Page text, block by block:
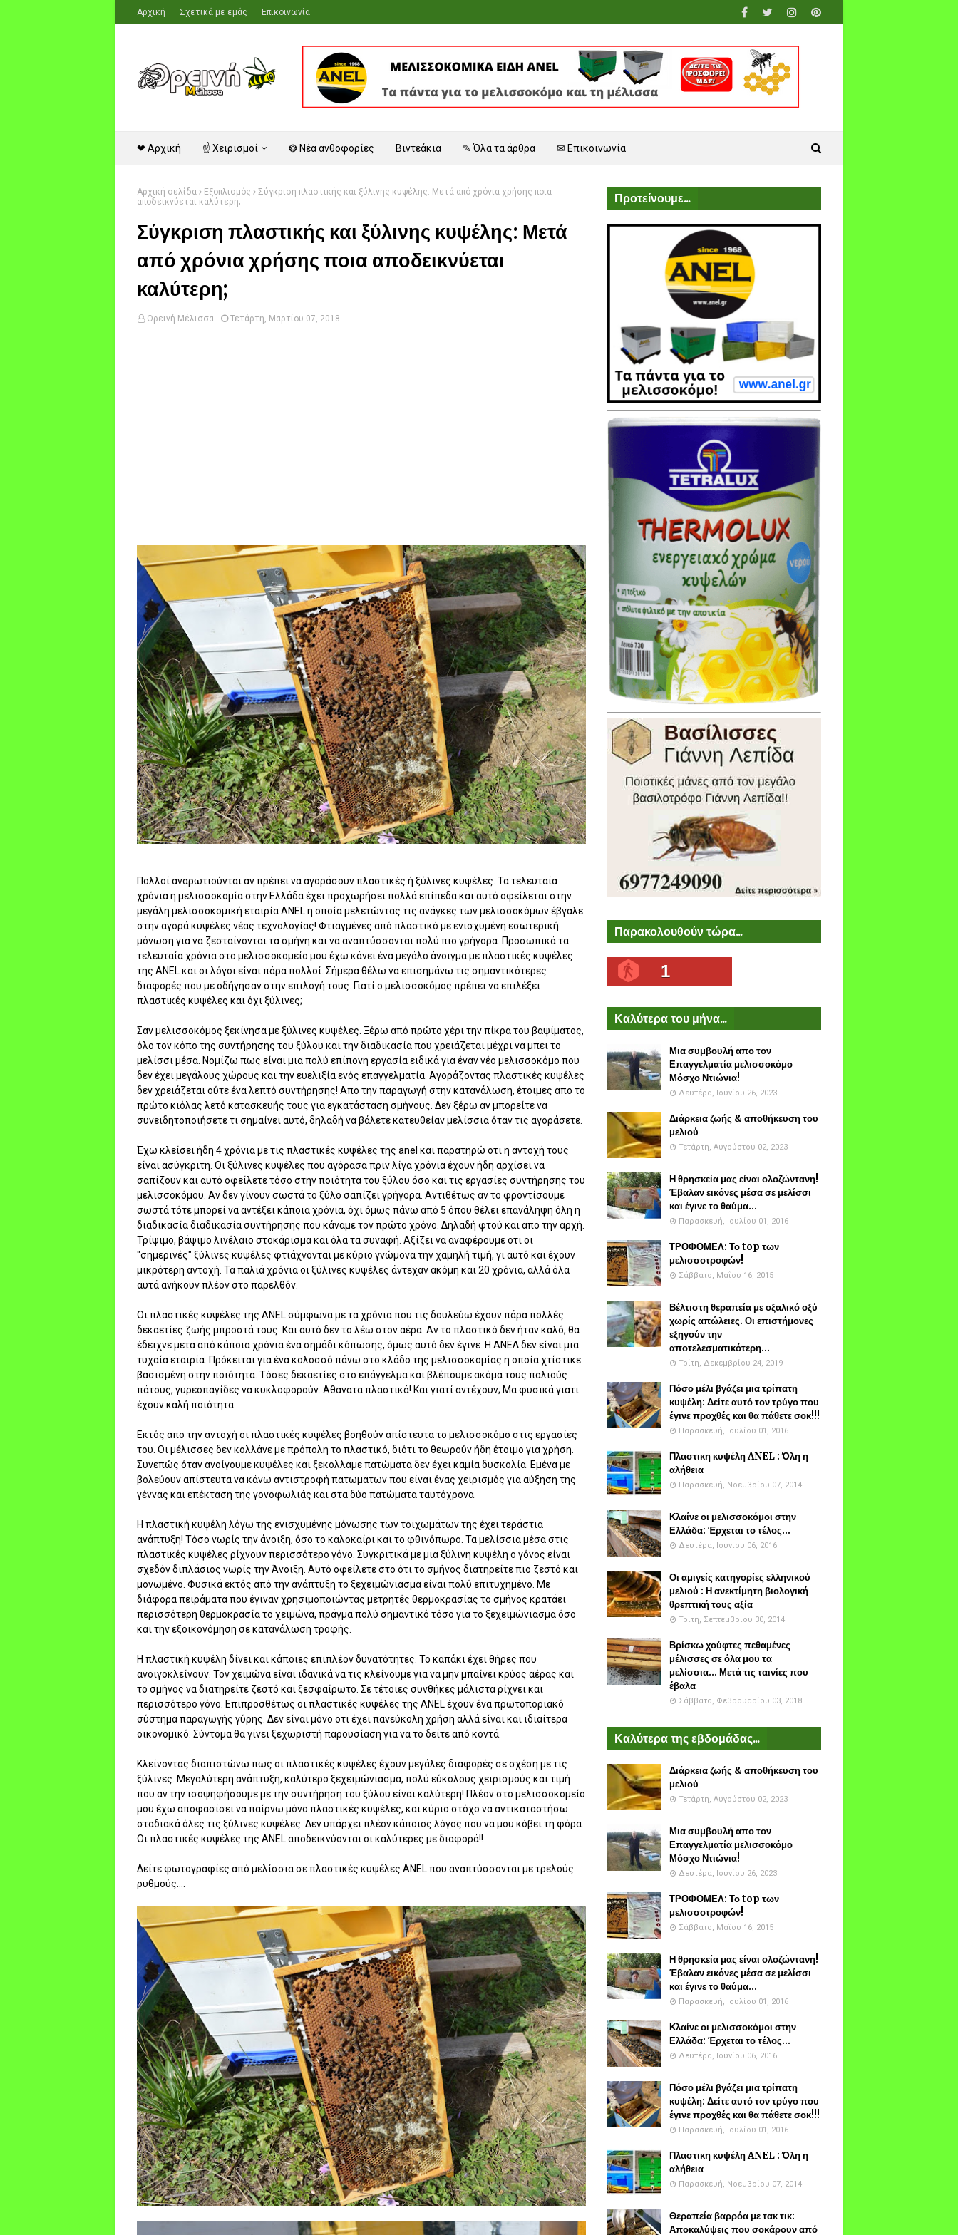
Αρχική Σχετικά με εμάς Επικοινωνία
❤ Αρχική ☝ Χειρισμοί ❂ Νέα ανθοφορίες Βιντεάκια ✎ Όλα τα άρθρα ✉ Επικοινωνία
Αρχική σελίδα Εξοπλισμός
Σύγκριση πλαστικής και ξύλινης κυψέλης: Μετά από χρόνια χρήσης ποια
αποδεικνύεται καλύτερη;
Σύγκριση πλαστικής και ξύλινης κυψέλης: Μετά
από χρόνια χρήσης ποια αποδεικνύεται
καλύτερη;
Ορεινή Μέλισσα Τετάρτη, Μαρτίου 07, 2018
Πολλοί αναρωτιούνται αν πρέπει να αγοράσουν πλαστικές ή ξύλινες κυψέλες. Τα τελευταία
χρόνια η μελισσοκομία στην Ελλάδα έχει προχωρήσει πολλά επίπεδα και αυτό οφείλεται στην
μεγάλη μελισσοκομική εταιρία ANEL η οποία μελετώντας τις ανάγκες των μελισσοκόμων έβγαλε
στην αγορά κυψέλες νέας τεχνολογίας! Φτιαγμένες από πλαστικό με ενισχυμένη εσωτερική
μόνωση για να ζεσταίνονται τα σμήνη και να αναπτύσσονται πολύ πιο γρήγορα. Προσωπικά τα
τελευταία χρόνια στο μελισσοκομείο μου έχω κάνει ένα μεγάλο άνοιγμα με πλαστικές κυψέλες
της ANEL και οι λόγοι είναι πάρα πολλοί. Σήμερα θέλω να επισημάνω τις σημαντικότερες
διαφορές που με οδήγησαν στην επιλογή τους. Γιατί ο μελισσοκόμος πρέπει να επιλέξει
πλαστικές κυψέλες και όχι ξύλινες;
Σαν μελισσοκόμος ξεκίνησα με ξύλινες κυψέλες. Ξέρω από πρώτο χέρι την πίκρα του βαψίματος,
όλο τον κόπο της συντήρησης του ξύλου και την διαδικασία που χρειάζεται μέχρι να μπει το
μελίσσι μέσα. Νομίζω πως είναι μια πολύ επίπονη εργασία ειδικά για έναν νέο μελισσοκόμο που
δεν έχει μεγάλους χώρους και την ευελιξία ενός επαγγελματία. Αγοράζοντας πλαστικές κυψέλες
δεν χρειάζεται ούτε ένα λεπτό συντήρησης! Απο την παραγωγή στην κατανάλωση, έτοιμες απο το
πρώτο κιόλας λετό κατασκευής τους για εγκατάσταση σμήνους. Δεν ξέρω αν μπορείτε να
συνειδητοποιήσετε τι σημαίνει αυτό, δηλαδή να βάλετε κατευθείαν μελίσσια όταν τις αγοράσετε.
Έχω κλείσει ήδη 4 χρόνια με τις πλαστικές κυψέλες της anel και παρατηρώ οτι η αντοχή τους
είναι ασύγκριτη. Οι ξύλινες κυψέλες που αγόρασα πριν λίγα χρόνια έχουν ήδη αρχίσει να
σαπίζουν και αυτό οφείλετε τόσο στην ποιότητα του ξύλου όσο και τις εργασίες συντήρησης του
μελισσοκόμου. Αν δεν γίνουν σωστά το ξύλο σαπίζει γρήγορα. Αντιθέτως αν το φροντίσουμε
σωστά τότε μπορεί να αντέξει κάποια χρόνια, όχι όμως πάνω από 5 όπου θέλει επανάληψη όλη η
διαδικασία διαδικασία συντήρησης που κάναμε τον πρώτο χρόνο. Δηλαδή φτού και απο την αρχή.
Τρίψιμο, βάψιμο λινέλαιο στοκάρισμα και όλα τα συναφή. Αξίζει να αναφέρουμε οτι οι
"σημερινές" ξύλινες κυψέλες φτιάχνονται με κύριο γνώμονα την χαμηλή τιμή, γι αυτό και έχουν
μικρότερη αντοχή. Τα παλιά χρόνια οι ξύλινες κυψέλες άντεχαν ακόμη και 20 χρόνια, αλλά όλα
αυτά ανήκουν πλέον στο παρελθόν.
Οι πλαστικές κυψέλες της ANEL σύμφωνα με τα χρόνια που τις δουλεύω έχουν πάρα πολλές
δεκαετίες ζωής μπροστά τους. Και αυτό δεν το λέω στον αέρα. Αν το πλαστικό δεν ήταν καλό, θα
έδειχνε μετα από κάποια χρόνια ένα σημάδι κόπωσης, όμως αυτό δεν έγινε. Η ΑΝΕΛ δεν είναι μια
τυχαία εταιρία. Πρόκειται για ένα κολοσσό πάνω στο κλάδο της μελισσοκομίας η οποία χτίστικε
βασισμένη στην ποιότητα. Τόσες δεκαετίες στο επάγγελμα και βλέπουμε ακόμα τους παλιούς
πάτους, γυρεοπαγίδες να κυκλοφορούν. Αθάνατα πλαστικά! Και γιατί αντέχουν; Μα φυσικά γιατι
έχουν καλή ποιότητα.
Εκτός απο την αντοχή οι πλαστικές κυψέλες βοηθούν απίστευτα το μελισσοκόμο στις εργασίες
του. Οι μέλισσες δεν κολλάνε με πρόπολη το πλαστικό, διότι το θεωρούν ήδη έτοιμο για χρήση.
Συνεπώς όταν ανοίγουμε κυψέλες και ξεκολλάμε πατώματα δεν έχει καμία δυσκολία. Εμένα με
βολεύουν απίστευτα να κάνω αντιστροφή πατωμάτων που είναι ένας χειρισμός για αύξηση της
γέννας και επέκταση της γονοφωλιάς και στα δύο πατώματα ταυτόχρονα.
Η πλαστική κυψέλη λόγω της ενισχυμένης μόνωσης των τοιχωμάτων της έχει τεράστια
ανάπτυξη! Τόσο νωρίς την άνοιξη, όσο το καλοκαίρι και το φθινόπωρο. Τα μελίσσια μέσα στις
πλαστικές κυψέλες ρίχνουν περισσότερο γόνο. Συγκριτικά με μια ξύλινη κυψέλη ο γόνος είναι
σχεδόν διπλάσιος νωρίς την Άνοιξη. Αυτό οφείλετε στο ότι το σμήνος διατηρείτε πιο ζεστό και
μονωμένο. Φυσικά εκτός από την ανάπτυξη το ξεχειμώνιασμα είναι πολύ επιτυχημένο. Με
διάφορα πειράματα που έγιναν χρησιμοποιώντας μετρητές θερμοκρασίας το σμήνος κρατάει
περισσότερη θερμοκρασία το χειμώνα, πράγμα πολύ σημαντικό τόσο για το ξεχειμώνιασμα όσο
και την εξοικονόμηση σε κατανάλωση τροφής.
Η πλαστική κυψέλη δίνει και κάποιες επιπλέον δυνατότητες. Το καπάκι έχει θήρες που
ανοιγοκλείνουν. Τον χειμώνα είναι ιδανικά να τις κλείνουμε για να μην μπαίνει κρύος αέρας και
το σμήνος να διατηρείτε ζεστό και ξεσφαίρωτο. Σε τέτοιες συνθήκες μάλιστα ρίχνει και
περισσότερο γόνο. Επιπροσθέτως οι πλαστικές κυψέλες της ANEL έχουν ένα πρωτοποριακό
σύστημα παραγωγής γύρης. Δεν είναι μόνο οτι έχει πανεύκολη χρήση αλλά είναι και ιδιαίτερα
οικονομικό. Σύντομα θα γίνει ξεχωριστή παρουσίαση για να το δείτε από κοντά.
Κλείνοντας διαπιστώνω πως οι πλαστικές κυψέλες έχουν μεγάλες διαφορές σε σχέση με τις
ξύλινες. Μεγαλύτερη ανάπτυξη, καλύτερο ξεχειμώνιασμα, πολύ εύκολους χειρισμούς και τιμή
που αν την ισοψηφήσουμε με την συντήρηση του ξύλου είναι καλύτερη! Πλέον στο μελισσοκομείο
μου έχω αποφασίσει να παίρνω μόνο πλαστικές κυψέλες, και κύριο στόχο να αντικαταστήσω
σταδιακά όλες τις ξύλινες κυψέλες. Δεν υπάρχει πλέον κάποιος λόγος που να μου κόβει τη φόρα.
Οι πλαστικές κυψέλες της ANEL αποδεικνύονται οι καλύτερες με διαφορά!!
Δείτε φωτογραφίες από μελίσσια σε πλαστικές κυψέλες ANEL που αναπτύσσονται με τρελούς
ρυθμούς....
Προτείνουμε...
Παρακολουθούν τώρα...
1
Καλύτερα του μήνα...
Μια συμβουλή απο τον
Επαγγελματία μελισσοκόμο
Μόσχο Ντιώνια!
Δευτέρα, Ιουνίου 26, 2023
Διάρκεια ζωής & αποθήκευση του
μελιού
Τετάρτη, Αυγούστου 02, 2023
Η θρησκεία μας είναι ολοζώντανη!
Έβαλαν εικόνες μέσα σε μελίσσι
και έγινε το θαύμα...
Παρασκευή, Ιουλίου 01, 2016
ΤΡΟΦΟΜΕΛ: Το top των
μελισσοτροφών!
Σάββατο, Μαΐου 16, 2015
Βέλτιστη θεραπεία με οξαλικό οξύ
χωρίς απώλειες. Οι επιστήμονες
εξηγούν την
αποτελεσματικότερη...
Τρίτη, Δεκεμβρίου 24, 2019
Πόσο μέλι βγάζει μια τρίπατη
κυψέλη: Δείτε αυτό τον τρύγο που
έγινε προχθές και θα πάθετε σοκ!!!
Παρασκευή, Ιουλίου 01, 2016
Πλαστικη κυψέλη ANEL : Όλη η
αλήθεια
Παρασκευή, Νοεμβρίου 07, 2014
Κλαίνε οι μελισσοκόμοι στην
Ελλάδα: Έρχεται το τέλος...
Δευτέρα, Ιουνίου 06, 2016
Οι αμιγείς κατηγορίες ελληνικού
μελιού : Η ανεκτίμητη βιολογική -
θρεπτική τους αξία
Τρίτη, Σεπτεμβρίου 30, 2014
Βρίσκω χούφτες πεθαμένες
μέλισσες σε όλα μου τα
μελίσσια... Μετά τις ταινίες που
έβαλα
Σάββατο, Φεβρουαρίου 03, 2018
Καλύτερα της εβδομάδας...
Διάρκεια ζωής & αποθήκευση του
μελιού
Τετάρτη, Αυγούστου 02, 2023
Μια συμβουλή απο τον
Επαγγελματία μελισσοκόμο
Μόσχο Ντιώνια!
Δευτέρα, Ιουνίου 26, 2023
ΤΡΟΦΟΜΕΛ: Το top των
μελισσοτροφών!
Σάββατο, Μαΐου 16, 2015
Η θρησκεία μας είναι ολοζώντανη!
Έβαλαν εικόνες μέσα σε μελίσσι
και έγινε το θαύμα...
Παρασκευή, Ιουλίου 01, 2016
Κλαίνε οι μελισσοκόμοι στην
Ελλάδα: Έρχεται το τέλος...
Δευτέρα, Ιουνίου 06, 2016
Πόσο μέλι βγάζει μια τρίπατη
κυψέλη: Δείτε αυτό τον τρύγο που
έγινε προχθές και θα πάθετε σοκ!!!
Παρασκευή, Ιουλίου 01, 2016
Πλαστικη κυψέλη ANEL : Όλη η
αλήθεια
Παρασκευή, Νοεμβρίου 07, 2014
Θεραπεία βαρρόα με τακ τικ:
Αποκαλύψεις που σοκάρουν από